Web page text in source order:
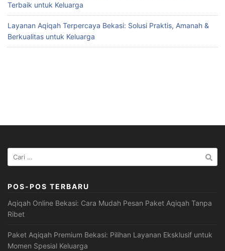
Terbaik untuk Keluarga
Layanan Aqiqah Terpercaya Bekasi: Solusi Praktis, Amanah &
Berkualitas untuk Keluarga
Cari
untuk:
POS-POS TERBARU
Aqiqah Online Bekasi: Cara Mudah Pesan Paket Aqiqah Tanpa
Ribet
Paket Aqiqah Premium Bekasi: Pilihan Layanan Eksklusif untuk
Momen Spesial Keluarga